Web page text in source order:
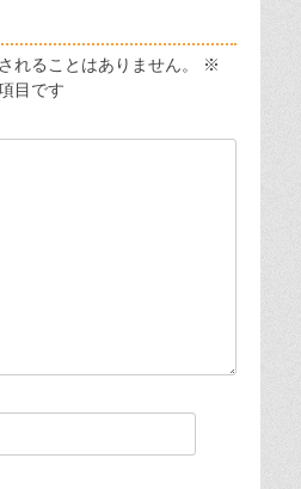
れることはありません。
※
目です